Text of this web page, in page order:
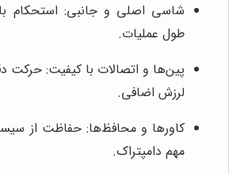
شاسی اصلی و جانبی: استحکام
طول عملیات.
پین‌ها و اتصالات با کیفیت: حرکت
لرزش اضافی.
کاورها و محافظ‌ها: حفاظت از
مهم دامپتراک.